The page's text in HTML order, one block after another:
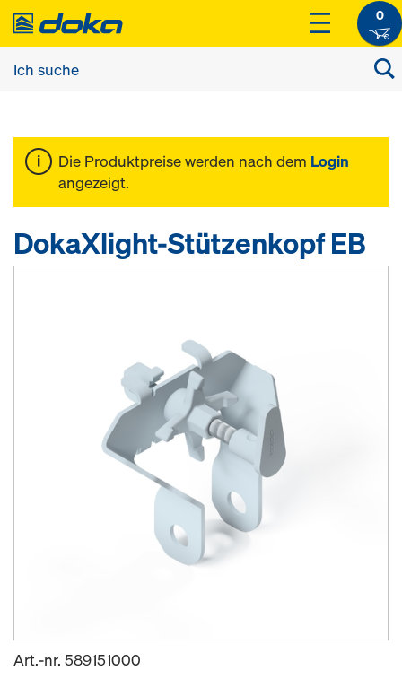
0
Die Produktpreise werden nach dem Login
angezeigt.
DokaXlight-Stützenkopf EB
Art.-nr. 589151000